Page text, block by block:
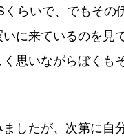
らいで、でもそ
に来ているのを見
思いながらぼくも
したが、次第に自